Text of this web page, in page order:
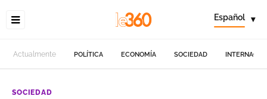
Español ▾
Actualmente POLÍTICA ECONOMÍA SOCIEDAD
SOCIEDAD